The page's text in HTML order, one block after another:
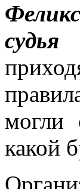
судья
могли
какой